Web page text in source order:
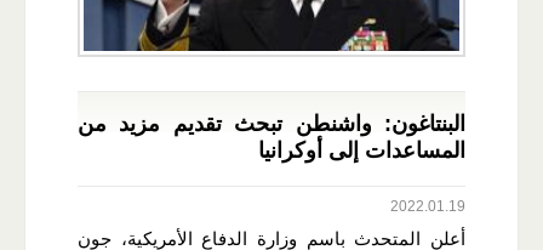
البنتاغون: واشنطن تبحث تقديم مزيد من
المساعدات إلى أوكرانيا
2022.01.19
أعلن المتحدث باسم وزارة الدفاع الأمريكية، جون